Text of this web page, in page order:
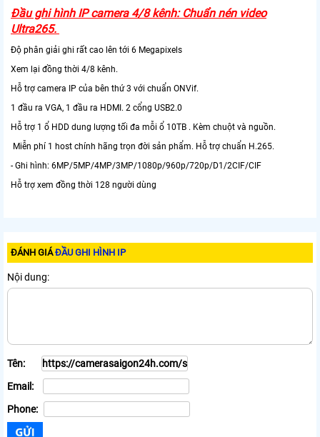
Đầu ghi hình IP camera 4/8 kênh: Chuẩn nén video
Ultra265.
Độ phân giải ghi rất cao lên tới 6 Megapixels
Xem lại đồng thời 4/8 kênh.
Hỗ trợ camera IP của bên thứ 3 với chuẩn ONVif.
1 đầu ra VGA, 1 đầu ra HDMI. 2 cổng USB2.0
Hỗ trợ 1 ổ HDD dung lượng tối đa mỗi ổ 10TB . Kèm chuột và nguồn.
Miễn phí 1 host chính hãng trọn đời sản phẩm. Hỗ trợ chuẩn H.265.
- Ghi hình: 6MP/5MP/4MP/3MP/1080p/960p/720p/D1/2CIF/CIF
Hỗ trợ xem đồng thời 128 người dùng
ĐÁNH GIÁĐẦU GHI HÌNH IP
Nội dung:
Tên:
Email:
Phone: